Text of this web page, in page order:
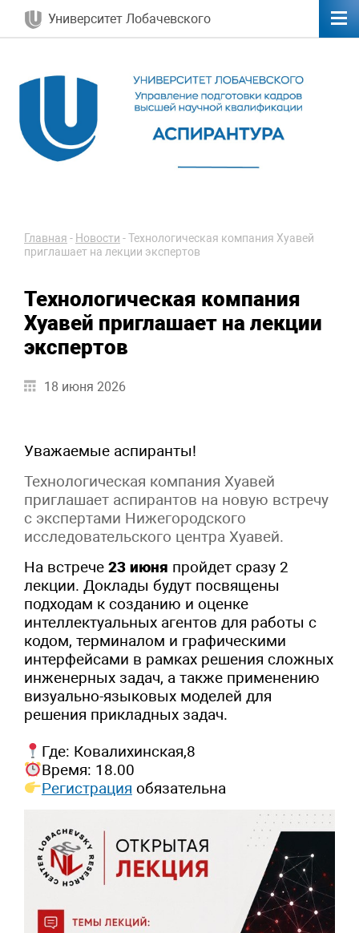
Университет Лобачевского
Главная - Новости -Технологическая компания Хуавей
приглашает на лекции экспертов
Технологическая компания
Хуавей приглашает на лекции
экспертов
18 июня 2026
Уважаемые аспиранты!
Технологическая компания Хуавей
приглашает аспирантов на новую встречу
с экспертами Нижегородского
исследовательского центра Хуавей.
На встрече 23 июня пройдет сразу 2
лекции. Доклады будут посвящены
подходам к созданию и оценке
интеллектуальных агентов для работы с
кодом, терминалом и графическими
интерфейсами в рамках решения сложных
инженерных задач, а также применению
визуально-языковых моделей для
решения прикладных задач.
Где: Ковалихинская,8
Время: 18.00
Регистрация обязательна